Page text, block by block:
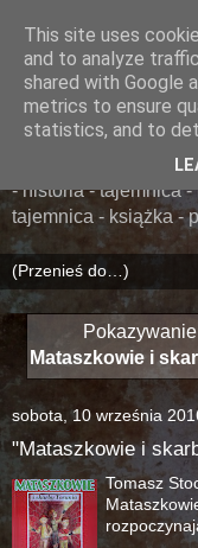
.........
książka - przygoda -
- historia - tajemnica
tajemnica - książka -
Mataszkowie i
sobota, 10 września
"Mataszkowie i
Tomasz
This site uses
and to analyze
shared with Google
metrics to ensure
statistics, and to